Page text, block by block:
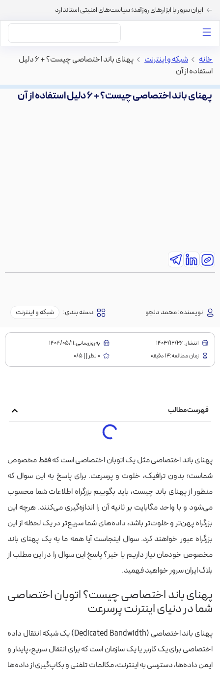
ایران سرور با ابزارهای روزآمد؛ سیاست‌های امنیتی استاندارد
خانه > شبکه و اینترنت >
پهنای باند اختصاصی چیست؟ + ۶ دلیل
استفاده از آن
پهنای باند اختصاصی چیست؟ + ۶ دلیل استفاده از آن
نویسنده:محمد دلجو دسته بندی: شبکه و اینترنت
انتشار: 1403/12/26
به‌روز‌رسانی:۱۴۰۴/۰۵/۱۱
زمان مطالعه:14 دقیقه
0 نظر | | 0/5
فهرست مطالب
پهنای باند اختصاصی مثل یک اتوبان اختصاصی است که فقط مخصوص
شماست؛ بدون ترافیک، خلوت و پرسرعت. برای پاسخ به این سوال که
منظور از پهنای باند چیست، باید بگوییم بزرگراه اطلاعات شما محسوب
می‌شود و با واحد مگابایت بر ثانیه آن را اندازه‌گیری می‌کنند. هرچه این
بزرگراه پهن‌تر و خلوت‌تر باشد،‌ داده‌های شما سریع‌تر در یک لحظه از این
بزرگراه عبور خواهند کرد. سوال اینجاست آیا همه ما به یک پهنای باند
مخصوص خودمان نیاز داریم یا خیر؟ پاسخ این سوال را در این مطلب از
بلاگ ایران سرور خواهید فهمید.
پهنای باند اختصاصی چیست؟ اتوبان اختصاصی
شما در دنیای اینترنت پرسرعت
پهنای باند اختصاصی (Dedicated Bandwidth) یک شبکه انتقال داده
اختصاصی برای یک کاربر یا یک سازمان است که برای انتقال سریع، پایدار و
ایمن داده‌ها،‌ دسترسی به اینترنت، مکالمات تلفنی و بکاپ‌گیری از داده‌ها